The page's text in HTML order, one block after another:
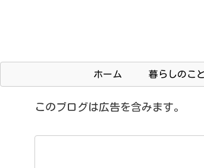
ホーム 暮らしのこと
このブログは広告を含みます。